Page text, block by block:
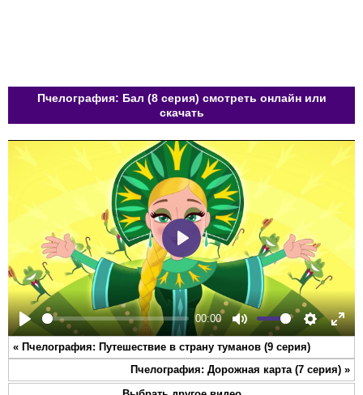
Пчелография: Бал (8 серия) смотреть онлайн или
скачать
Play
00:00
Mute Settings
Play
« Пчелография: Путешествие в страну туманов (9 серия)
Пчелография: Дорожная карта (7 серия) »